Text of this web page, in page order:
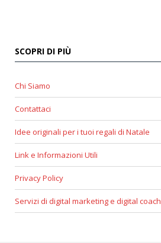
SCOPRI DI PIÙ
Chi Siamo
Contattaci
Idee originali per i tuoi regali di Natale
Link e Informazioni Utili
Privacy Policy
Servizi di digital marketing e digital coach